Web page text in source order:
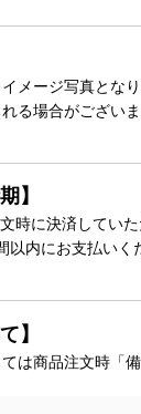
メージ写真とな
る場合がござい
】
時に決済してい
内にお支払いく
】
は商品注文時「